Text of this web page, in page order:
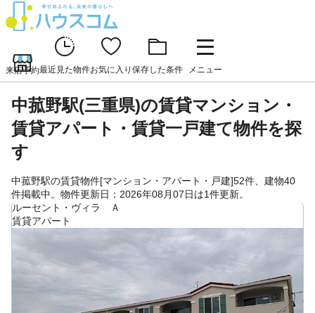
来店予約最近見た物件お気に入り 保存した条件 メニュー
中菰野駅(三重県)の賃貸マンション・
賃貸アパート・賃貸一戸建て物件を探
す
中菰野駅の賃貸物件[マンション・アパート・戸建]52件、建物40
件掲載中。物件更新日：2026年08月07日は1件更新。
ルーセント・ヴィラ Ａ
賃貸アパート